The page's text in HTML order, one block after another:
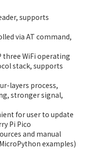
supports
via AT command,
three WiFi operating
stack, supports
layers process,
stronger signal,
for user to update
Pi Pico
and manual
examples)